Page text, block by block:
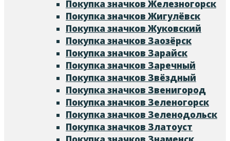
Покупка значков Железногорск
Покупка значков Жигулёвск
Покупка значков Жуковский
Покупка значков Заозёрск
Покупка значков Зарайск
Покупка значков Заречный
Покупка значков Звёздный
Покупка значков Звенигород
Покупка значков Зеленогорск
Покупка значков Зеленодольск
Покупка значков Златоуст